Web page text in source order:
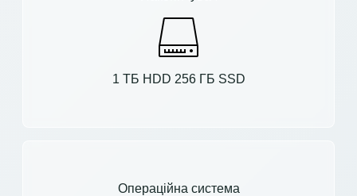
1 ТБ HDD 256 ГБ SSD
Операційна система